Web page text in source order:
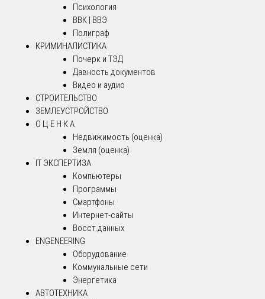
Психология
ВВК | ВВЭ
Полиграф
КРИМИНАЛИСТИКА
Почерк и ТЭД
Давность документов
Видео и аудио
СТРОИТЕЛЬСТВО
ЗЕМЛЕУСТРОЙСТВО
О Ц Е Н К А
Недвижимость (оценка)
Земля (оценка)
IT ЭКСПЕРТИЗА
Компьютеры
Программы
Смартфоны
Интернет-сайты
Восст.данных
ENGENEERING
Оборудование
Коммунальные сети
Энергетика
АВТОТЕХНИКА